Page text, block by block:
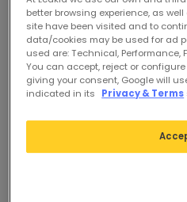
better browsing experience, as
site have been visited and to
data/cookies may be used for ad
used are: Technical,
You can accept, reject or
giving your consent, Google will
indicated in its
Privacy & Terms